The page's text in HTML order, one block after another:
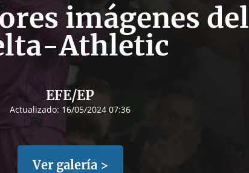
imágenes del
Athletic
EFE/EP
Actualizado: 16/05/2024 07:36
Ver galería >